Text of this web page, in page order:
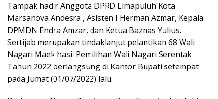
Tampak hadir Anggota DPRD Limapuluh Kota
Marsanova Andesra , Asisten I Herman Azmar, Kepala
DPMDN Endra Amzar, dan Ketua Baznas Yulius.
Sertijab merupakan tindaklanjut pelantikan 68 Wali
Nagari Maek hasil Pemilihan Wali Nagari Serentak
Tahun 2022 berlangsung di Kantor Bupati setempat
pada Jumat (01/07/2022) lalu.